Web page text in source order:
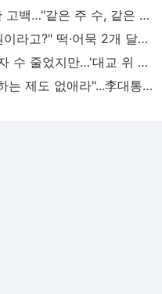
한가인, 3번 유산 고백…"같은 주 수, 같은 이유로…무너지더라" - 머니투데이
"이게 1만6000원이라고?" 떡·어묵 2개 달랑...워터파크 바가지 논란 - 머니투데이
[단독]자살 사망자 수 줄었지만…'대교 위 위험신호' 늘었다 - 머니투데이
"결혼 망설이게 하는 제도 없애라"...李대통령, 대출 등 22개 과제 손본다 - 머니투데이